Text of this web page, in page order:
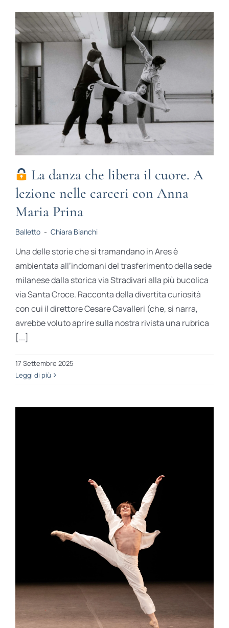
La danza che libera il cuore. A
lezione nelle carceri con Anna
Maria Prina
Balletto - Chiara Bianchi
Una delle storie che si tramandano in Ares è
ambientata all’indomani del trasferimento della sede
milanese dalla storica via Stradivari alla più bucolica
via Santa Croce. Racconta della divertita curiosità
con cui il direttore Cesare Cavalleri (che, si narra,
avrebbe voluto aprire sulla nostra rivista una rubrica
[...]
17 Settembre 2025
Leggi di più